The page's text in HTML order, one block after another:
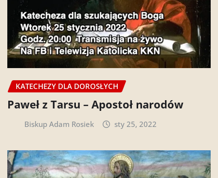
KATECHEZY DLA DOROSŁYCH
Paweł z Tarsu – Apostoł narodów
Biskup Adam Rosiek sty 25, 2022